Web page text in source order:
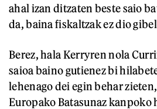
ahal izan ditzaten beste saio
da, baina fiskaltzak ez dio
Berez, hala Kerryren nola
saioa baino gutienez bi
lehenago dei egin behar
Europako Batasunaz